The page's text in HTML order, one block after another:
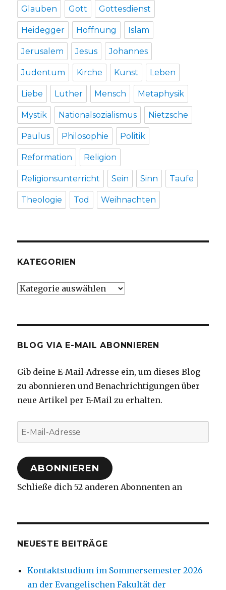
Glauben Gott Gottesdienst
Heidegger Hoffnung Islam
Jerusalem Jesus Johannes
Judentum Kirche Kunst Leben
Liebe Luther Mensch Metaphysik
Mystik Nationalsozialismus Nietzsche
Paulus Philosophie Politik
Reformation Religion
Religionsunterricht Sein Sinn Taufe
Theologie Tod Weihnachten
KATEGORIEN
Kategorien
BLOG VIA E-MAIL ABONNIEREN
Gib deine E-Mail-Adresse ein, um dieses Blog
zu abonnieren und Benachrichtigungen über
neue Artikel per E-Mail zu erhalten.
E-
Mail-
Adresse
ABONNIEREN
Schließe dich 52 anderen Abonnenten an
NEUESTE BEITRÄGE
Kontaktstudium im Sommersemester 2026
an der Evangelischen Fakultät der